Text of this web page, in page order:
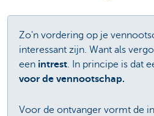
Zo'n vordering op je
interessant zijn. Want als
een intrest. In principe is dat
voor de vennootschap.
Voor de ontvanger vormt de